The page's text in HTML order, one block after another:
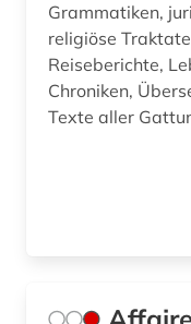
dissertation (4)
Grammatiken,
religiöse
Reiseberichte,
Chroniken,
Texte aller